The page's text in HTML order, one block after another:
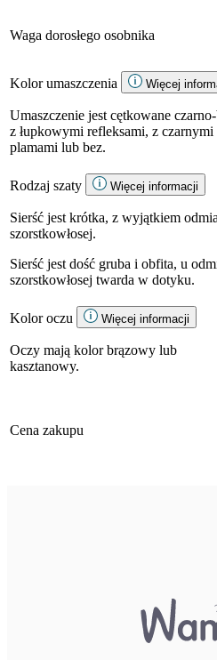
Waga dorosłego osobnika
Kolor umaszczenia
Więcej
Umaszczenie jest cętkowane czarno-
z łupkowymi refleksami, z czarnymi
plamami lub bez.
Rodzaj szaty Więcej informacji
Sierść jest krótka, z wyjątkiem
szorstkowłosej.
Sierść jest dość gruba i obfita, u
szorstkowłosej twarda w dotyku.
Kolor oczu Więcej informacji
Oczy mają kolor brązowy lub
kasztanowy.
Cena zakupu